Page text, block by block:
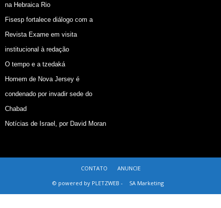
na Hebraica Rio
Fisesp fortalece diálogo com a
Revista Exame em visita
institucional à redação
O tempo e a tzedaká
Homem de Nova Jersey é
condenado por invadir sede do
Chabad
Notícias de Israel, por David Moran
CONTATO
ANUNCIE
© powered by PLETZWEB -
SA Marketing